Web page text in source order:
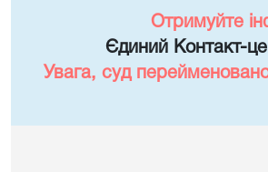
Отримуйте
Єдиний Контакт-
Увага, суд